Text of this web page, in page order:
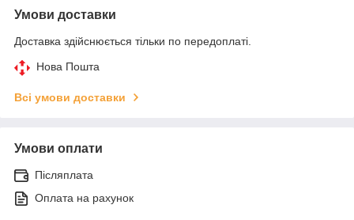
Умови доставки
Доставка здійснюється тільки по передоплаті.
Нова Пошта
Всі умови доставки
Умови оплати
Післяплата
Оплата на рахунок